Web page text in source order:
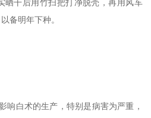
晒干后用竹扫把打净脱壳，再用风车
备明年下种。
响白术的生产，特别是病害为严重，